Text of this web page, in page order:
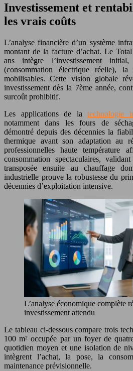
Investissement et
les vrais coûts
L’analyse financière d’un système
montant de la facture d’achat. Le
ans intègre l’investissement
(consommation électrique réelle),
mobilisables. Cette vision globale
investissement dès la 7ème année,
surcoût prohibitif.
Les applications de latechnologie
notamment dans les fours de
démontré depuis des décennies la
thermique avant son adaptation au
professionnelles haute température
consommation spectaculaires,
transposée ensuite au chauffage
industrielle prouve la robustesse du
décennies d’exploitation intensive.
L’analyse économique complète
investissement attendu
Le tableau ci-dessous compare trois
100 m² occupée par un foyer de
quotidien moyen et une isolation de
intègrent l’achat, la pose, la
maintenance prévisionnelle.